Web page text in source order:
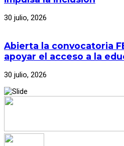
30 julio, 2026
Abierta la convocatoria
apoyar el acceso a la
30 julio, 2026